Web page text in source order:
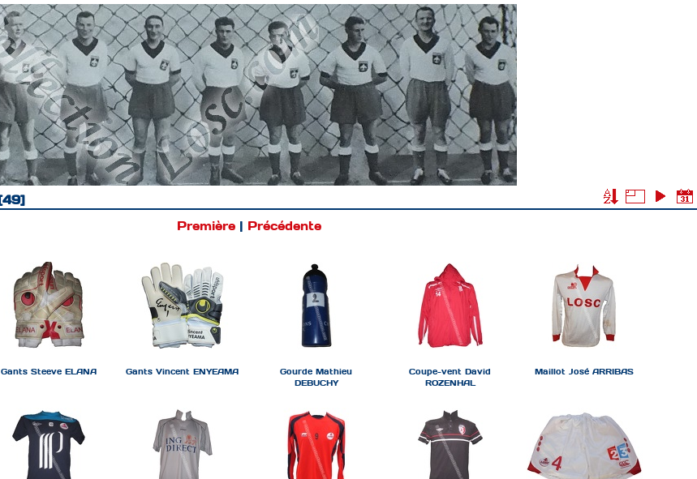
49
Première | Précédente
Gants Steeve ELANA Gants Vincent ENYEAMA
Gourde Mathieu
DEBUCHY
Coupe-vent David
ROZENHAL
Maillot José ARRIBAS